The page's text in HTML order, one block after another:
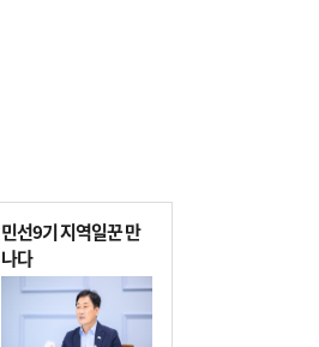
민선9기 지역일꾼 만
나다